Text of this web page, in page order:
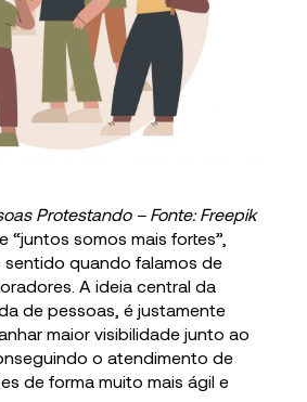
Protestando – Fonte: Freepik
“juntos somos mais fortes”,
quando falamos de
A ideia central da
de pessoas, é justamente
maior visibilidade junto ao
o atendimento de
de forma muito mais ágil e